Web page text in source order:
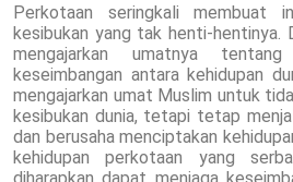
Perkotaan seringkali membuat
kesibukan yang tak henti-hentinya.
mengajarkan umatnya
keseimbangan antara kehidupan
mengajarkan umat Muslim untuk
kesibukan dunia, tetapi tetap
dan berusaha menciptakan
kehidupan perkotaan yang